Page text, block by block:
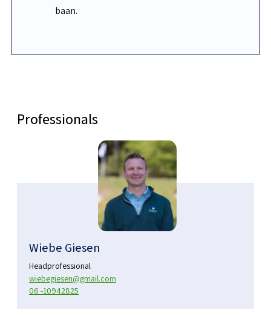
baan.
Professionals
Wiebe Giesen
Headprofessional
wiebegiesen@gmail.com
06 -10942825